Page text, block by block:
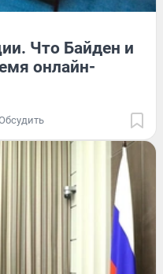
Что Байден и
онлайн-